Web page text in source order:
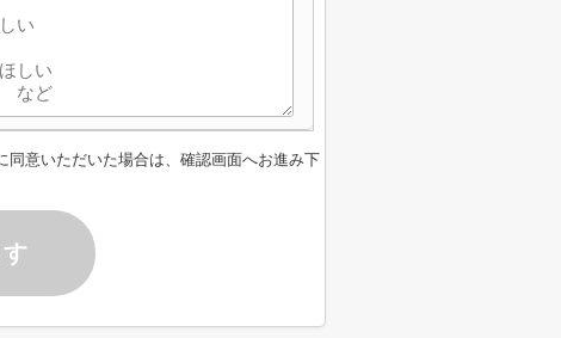
同意いただいた場合は、確認画面へお進み下